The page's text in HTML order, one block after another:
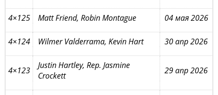
4×125 Matt Friend, Robin Montague 04 мая 2026
4×124 Wilmer Valderrama, Kevin Hart 30 апр 2026
4×123
Justin Hartley, Rep. Jasmine
Crockett
29 апр 2026